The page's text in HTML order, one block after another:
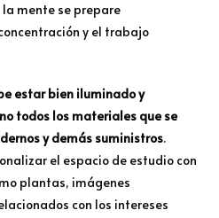
mente se prepare
y el trabajo
estar bien iluminado y
todos los materiales que se
y demás suministros.
el espacio de estudio con
plantas, imágenes
con los intereses